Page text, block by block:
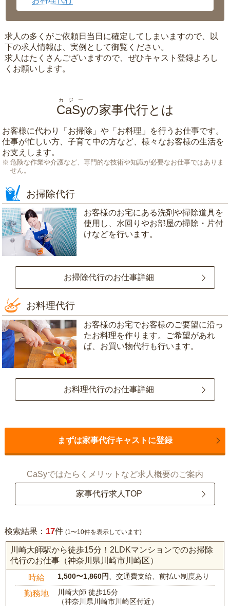
求人の多くがご依頼日当日に確定してしまいますので、以
下の求人情報は、実例として御覧ください。
求人はたくさんございますので、ぜひキャスト登録よろし
くお願いします。
CaSy
カジー
の家事代行とは
お客様に代わり「 お掃除 」や「 お料理 」を行うお仕事です。
仕事が忙しい方、子育て中の方など、様々なお客様の生活を
お支えします。
危険な作業や介護など、専門的な技術や知識が必要なお仕事ではありま
せん。
お掃除代行
お客様のお宅にある洗剤や掃除道具を
使用し、水回りやお部屋の掃除・片付
けなどを行います。
お掃除代行のお仕事詳細
お料理代行
お客様のお宅でお客様のご要望に沿っ
たお料理を作ります。ご希望があれ
ば、お買い物代行も行います。
お料理代行のお仕事詳細
まずは家事代行キャストに登録
CaSyではたらくメリットなど求人概要のご案内
家事代行求人TOP
検索結果： 17件 (1〜10件を表示しています)
川崎大師駅から徒歩15分！2LDKマンションでのお掃除
代行のお仕事（神奈川県川崎市川崎区）
時給 1,500〜1,860円 、交通費支給、前払い制度あり
勤務地
川崎大師 徒歩15分
（神奈川県川崎市川崎区付近）